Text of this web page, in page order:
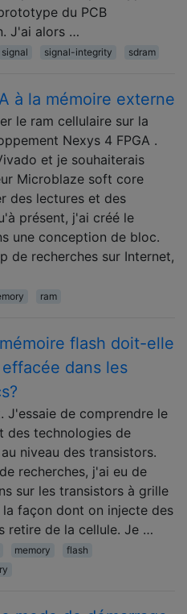
du PCB
J'ai alors …
signal signal-integrity sdram
à la mémoire externe
le ram cellulaire sur la
Nexys 4 FPGA .
et je souhaiterais
Microblaze soft core
des lectures et des
présent, j'ai créé le
une conception de bloc.
de recherches sur Internet,
ram
flash doit-elle
dans les
J'essaie de comprendre le
des technologies de
niveau des transistors.
recherches, j'ai eu de
sur les transistors à grille
façon dont on injecte des
retire de la cellule. Je …
memory
flash